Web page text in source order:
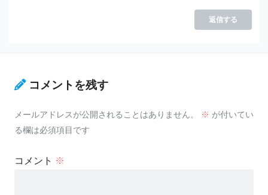
返信する
コメントを残す
メールアドレスが公開されることはありません。 ※ が付いてい
る欄は必須項目です
コメント ※